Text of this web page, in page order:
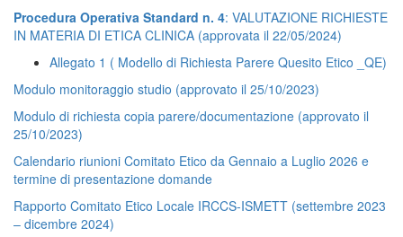
Procedura Operativa Standard n. 4: VALUTAZIONE RICHIESTE
IN MATERIA DI ETICA CLINICA (approvata il 22/05/2024)
Allegato 1 ( Modello di Richiesta Parere Quesito Etico _QE)
Modulo monitoraggio studio (approvato il 25/10/2023)
Modulo di richiesta copia parere/documentazione (approvato il
25/10/2023)
Calendario riunioni Comitato Etico da Gennaio a Luglio 2026 e
termine di presentazione domande
Rapporto Comitato Etico Locale IRCCS-ISMETT (settembre 2023
– dicembre 2024)